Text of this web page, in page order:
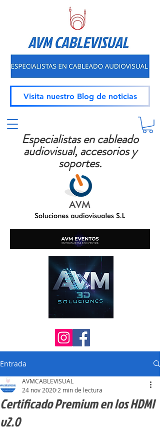
Visita nuestro Blog de noticias
Especialistas en cableado
audiovisual, accesorios y
soportes.
Entrada
Certificado Premium en los HDMI
v2.0
AVMCABLEVISUAL
24 nov 2020 2 min de lectura